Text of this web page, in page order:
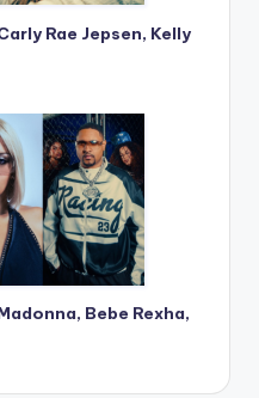
Rae Jepsen, Kelly
Bebe Rexha,